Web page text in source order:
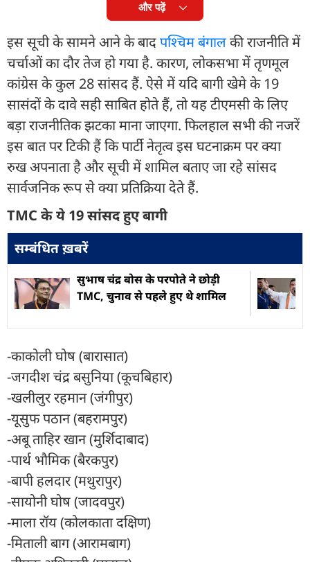
और पढ़ें
इस सूची के सामने आने के बादपश्चिम बंगालकी राजनीति में
चर्चाओं का दौर तेज हो गया है. कारण, लोकसभा में तृणमूल
कांग्रेस के कुल 28 सांसद हैं. ऐसे में यदि बागी खेमे के 19
सासंदों के दावे सही साबित होते हैं, तो यह टीएमसी के लिए
बड़ा राजनीतिक झटका माना जाएगा. फिलहाल सभी की नजरें
इस बात पर टिकी हैं कि पार्टी नेतृत्व इस घटनाक्रम पर क्या
रुख अपनाता है और सूची में शामिल बताए जा रहे सांसद
सार्वजनिक रूप से क्या प्रतिक्रिया देते हैं.
TMC के ये 19 सांसद हुए बागी
सम्बंधित ख़बरें
सुभाष चंद्र बोस के परपोते ने छोड़ी
TMC, चुनाव से पहले हुए थे शामिल
-काकोली घोष (बारासात)
-जगदीश चंद्र बसुनिया (कूचबिहार)
-खलीलुर रहमान (जंगीपुर)
-यूसुफ पठान (बहरामपुर)
-अबू ताहिर खान (मुर्शिदाबाद)
-पार्थ भौमिक (बैरकपुर)
-बापी हलदार (मथुरापुर)
-सायोनी घोष (जादवपुर)
-माला रॉय (कोलकाता दक्षिण)
-मिताली बाग (आरामबाग)